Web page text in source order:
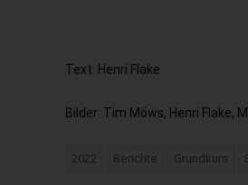
Text: Henri Flake
Bilder: Tim Möws, Henri Flake,
2022 Berichte Grundkurs